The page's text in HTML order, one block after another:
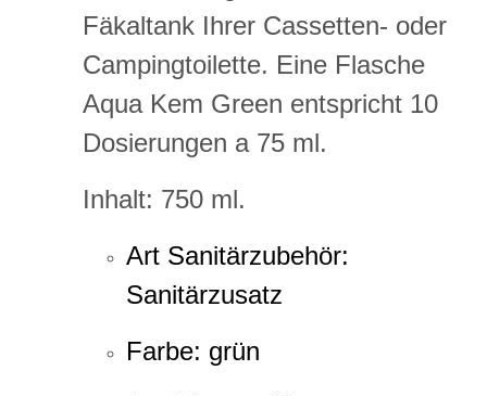
Fäkaltank Ihrer Cassetten- oder
Campingtoilette. Eine Flasche
Aqua Kem Green entspricht 10
Dosierungen a 75 ml.
Inhalt: 750 ml.
Art Sanitärzubehör:
Sanitärzusatz
Farbe: grün